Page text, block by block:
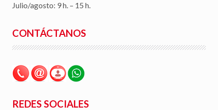
Julio/agosto: 9 h. – 15 h.
CONTÁCTANOS
REDES SOCIALES